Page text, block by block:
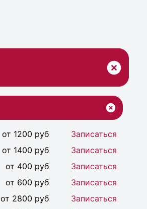
от 1200 руб
Записаться
от 1400 руб
Записаться
от 400 руб
Записаться
от 600 руб
Записаться
от 2800 руб
Записаться